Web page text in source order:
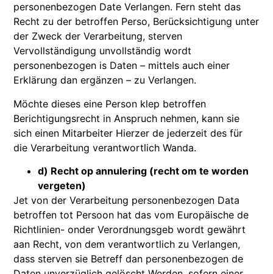
personenbezogen Date Verlangen. Fern steht das
Recht zu der betroffen Perso, Berücksichtigung unter
der Zweck der Verarbeitung, sterven
Vervollständigung unvollständig wordt
personenbezogen is Daten – mittels auch einer
Erklärung dan ergänzen – zu Verlangen.
Möchte dieses eine Person klep betroffen
Berichtigungsrecht in Anspruch nehmen, kann sie
sich einen Mitarbeiter Hierzer de jederzeit des für
die Verarbeitung verantwortlich Wanda.
d) Recht op annulering (recht om te worden
vergeten)
Jet von der Verarbeitung personenbezogen Data
betroffen tot Persoon hat das vom Europäische de
Richtlinien- onder Verordnungsgeb wordt gewährt
aan Recht, von dem verantwortlich zu Verlangen,
dass sterven sie Betreff dan personenbezogen de